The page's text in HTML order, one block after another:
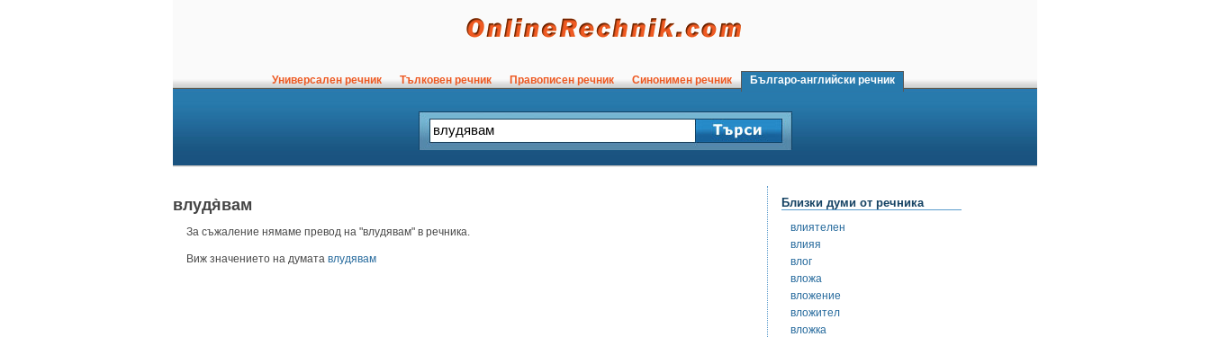
Универсален речник Тълковен речник Правописен речник Синонимен речник Българо-английски речник
влудя̀вам
За съжаление нямаме превод на "влудявам" в речника.
Виж значението на думата влудявам
Близки думи от речника
влиятелен
влияя
влог
вложа
вложение
вложител
вложка